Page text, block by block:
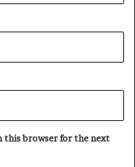
this browser for the next